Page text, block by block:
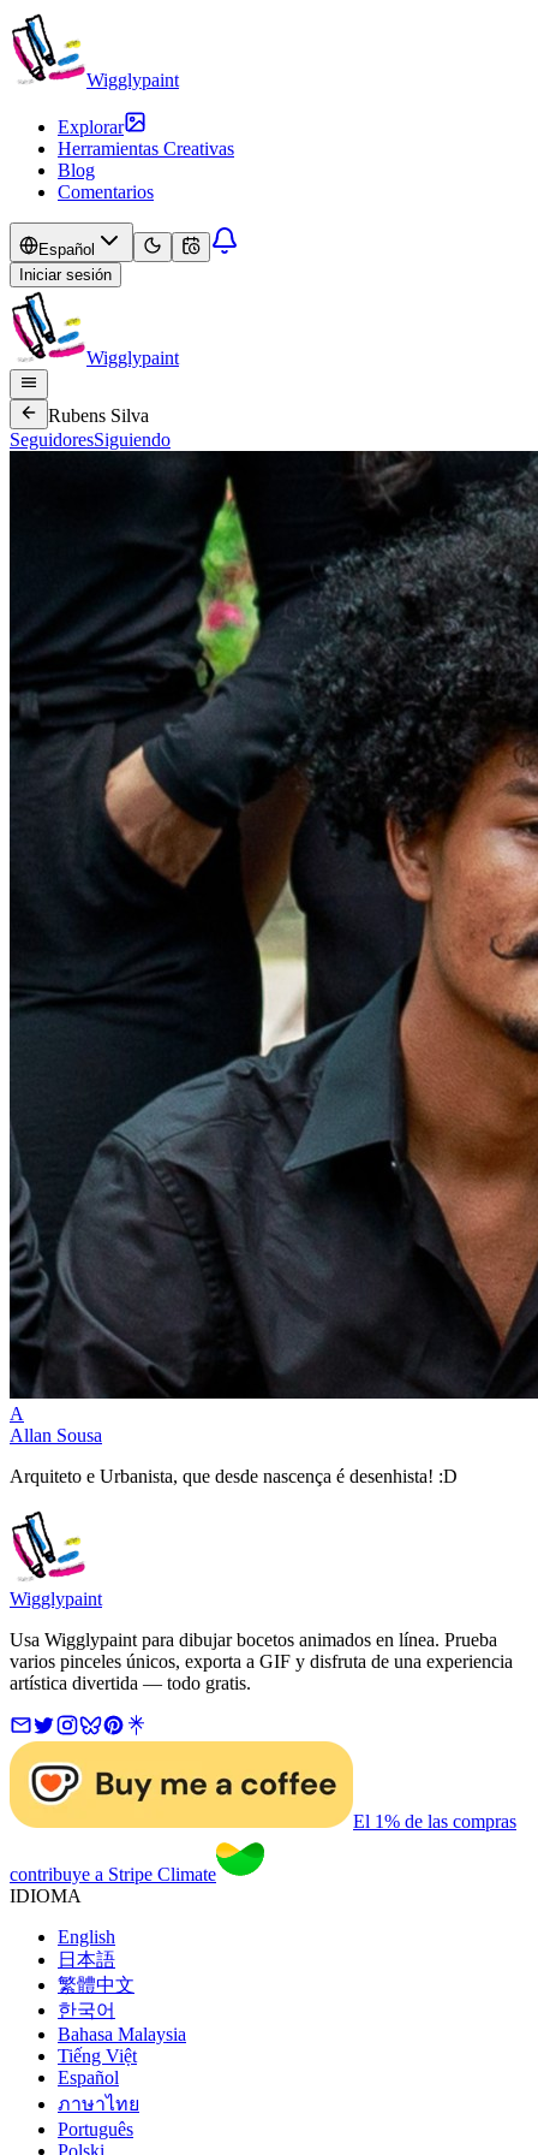
Wigglypaint
Explorar
Herramientas Creativas
Blog
Comentarios
Español
Iniciar sesión
Wigglypaint
Rubens Silva
SeguidoresSiguiendo
A
Allan Sousa
Arquiteto e Urbanista, que desde nascença é desenhista! :D
Wigglypaint
Usa Wigglypaint para dibujar bocetos animados en línea. Prueba
varios pinceles únicos, exporta a GIF y disfruta de una experiencia
artística divertida — todo gratis.
El 1% de las compras
contribuye a Stripe Climate
IDIOMA
English
日本語
繁體中文
한국어
Bahasa Malaysia
Tiếng Việt
Español
ภาษาไทย
Português